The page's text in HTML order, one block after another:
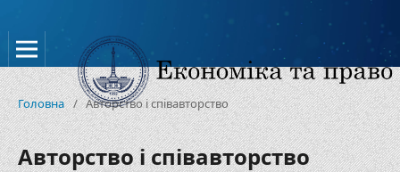
Головна / Авторство і співавторство
Авторство і співавторство